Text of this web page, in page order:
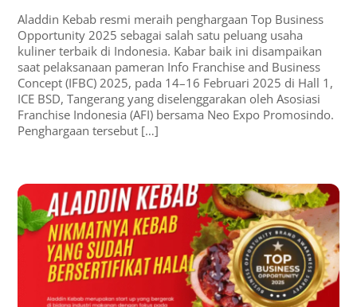
Aladdin Kebab resmi meraih penghargaan Top Business
Opportunity 2025 sebagai salah satu peluang usaha
kuliner terbaik di Indonesia. Kabar baik ini disampaikan
saat pelaksanaan pameran Info Franchise and Business
Concept (IFBC) 2025, pada 14–16 Februari 2025 di Hall 1,
ICE BSD, Tangerang yang diselenggarakan oleh Asosiasi
Franchise Indonesia (AFI) bersama Neo Expo Promosindo.
Penghargaan tersebut […]